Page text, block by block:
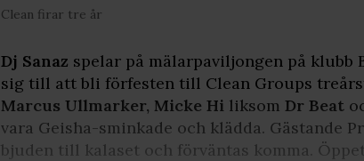
Clean firar tre år
Dj Sanaz spelar på mälarpaviljongen på
sig till att bli förfesten till Clean Groups
Marcus Ullmarker, Micke Hi liksom Dr Beat
vara Geisha-sminkade och klädda. Gästande
bjuden till kalaset och förväntas komma.